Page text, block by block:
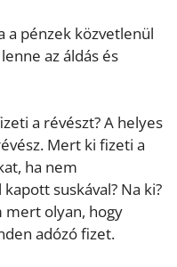
a pénzek közvetlenül
az áldás és
a révészt? A helyes
Mert ki fizeti a
ha nem
suskával? Na ki?
mert olyan, hogy
adózó fizet.